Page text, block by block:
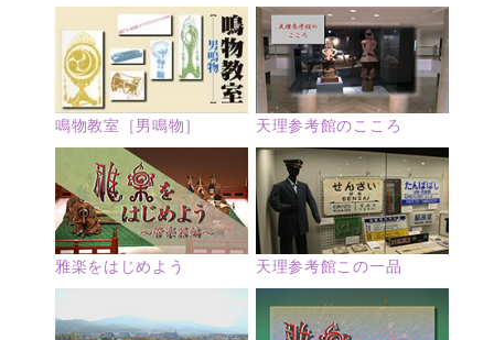
鳴物教室［男鳴物］ 天理参考館のこころ
雅楽をはじめよう 天理参考館この一品